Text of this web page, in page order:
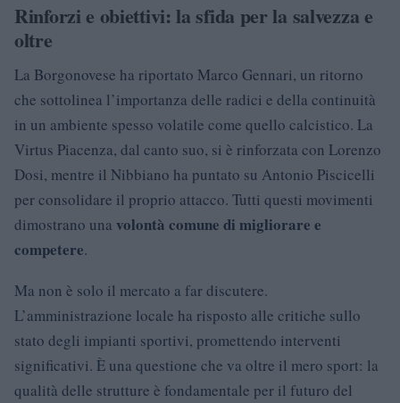
Rinforzi e obiettivi: la sfida per la salvezza e
oltre
La Borgonovese ha riportato Marco Gennari, un ritorno
che sottolinea l’importanza delle radici e della continuità
in un ambiente spesso volatile come quello calcistico. La
Virtus Piacenza, dal canto suo, si è rinforzata con Lorenzo
Dosi, mentre il Nibbiano ha puntato su Antonio Piscicelli
per consolidare il proprio attacco. Tutti questi movimenti
dimostrano una volontà comune di migliorare e
competere.
Ma non è solo il mercato a far discutere.
L’amministrazione locale ha risposto alle critiche sullo
stato degli impianti sportivi, promettendo interventi
significativi. È una questione che va oltre il mero sport: la
qualità delle strutture è fondamentale per il futuro del